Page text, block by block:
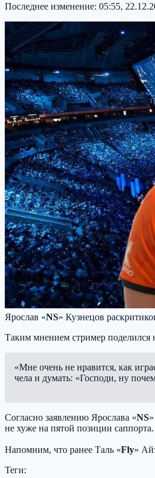
Последнее изменение: 05:55,
Ярослав «NS» Кузнецов
Таким мнением стример поделился
«Мне очень не нравится, как
чела и думать: «Господи, ну
Согласно заявлению Ярослава «NS
не хуже на пятой позиции
Напомним, что ранее Таль «Fly»
Теги: